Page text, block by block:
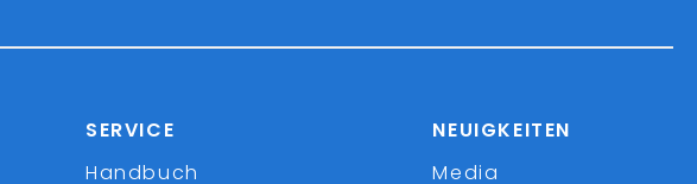
SERVICE
Handbuch
NEUIGKEITEN
Media